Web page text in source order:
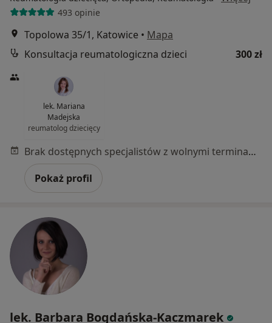
493 opinie
Topolowa 35/1, Katowice • Mapa
Konsultacja reumatologiczna dzieci
300 zł
lek. Mariana
Madejska
reumatolog dziecięcy
Brak dostępnych specjalistów z wolnymi terminami w tym centrum medycznym.
Pokaż profil
lek. Barbara Bogdańska-Kaczmarek